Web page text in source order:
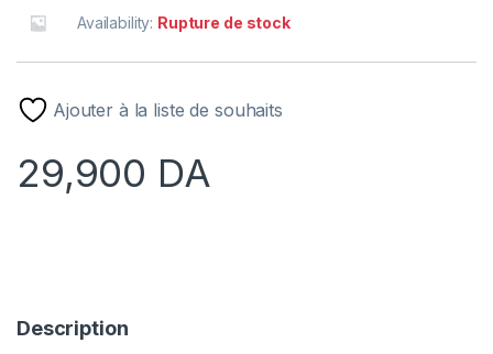
Availability: Rupture de stock
Ajouter à la liste de souhaits
29,900 DA
Description